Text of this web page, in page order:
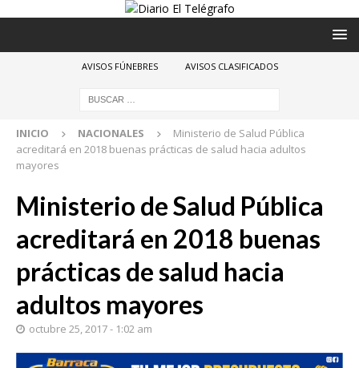
AVISOS FÚNEBRES AVISOS CLASIFICADOS
INICIO NACIONALES
Ministerio de Salud Pública
acreditará en 2018 buenas prácticas de salud hacia adultos
mayores
Ministerio de Salud Pública
acreditará en 2018 buenas
prácticas de salud hacia
adultos mayores
octubre 25, 2017 - 1:02 am